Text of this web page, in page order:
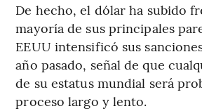
De hecho, el dólar ha subido
mayoría de sus principales
EEUU intensificó sus
año pasado, señal de que
de su estatus mundial será
proceso largo y lento.